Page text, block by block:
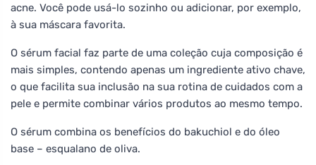
acne. Você pode usá-lo sozinho ou adicionar, por exemplo,
à sua máscara favorita.
O sérum facial faz parte de uma coleção cuja composição é
mais simples, contendo apenas um ingrediente ativo chave,
o que facilita sua inclusão na sua rotina de cuidados com a
pele e permite combinar vários produtos ao mesmo tempo.
O sérum combina os benefícios do bakuchiol e do óleo
base – esqualano de oliva.